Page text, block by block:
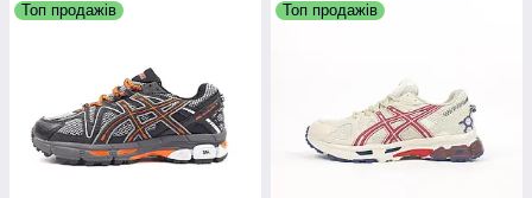
Топ продажів Топ продажів